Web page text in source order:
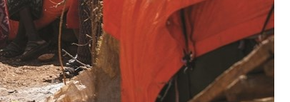
عدد اليوم
مواقيت الصلاة